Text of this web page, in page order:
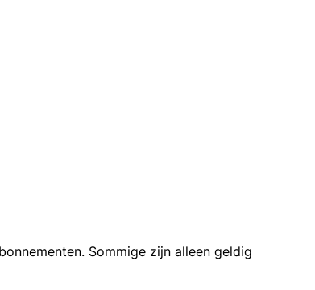
Sommige zijn alleen geldig